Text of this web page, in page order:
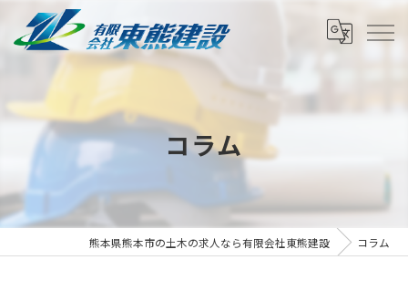
コラム
熊本県熊本市の土木の求人なら有限会社東熊建設 コラム